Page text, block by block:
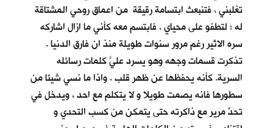
تغلبني ، فتنبعث ابتسامة رقيقة من اعماق روحي المشتاقة
له ؛ لتطفو على محياي . فابتسم معه كأني ما ازال اشاركه
سره الاثير رغم مرور سنوات طويلة منذ ان فارق الدنيا .
تذكرت قسمات وجهه وهو يسرد عليَّ كلمات رسائله
السرية. كأنه يحفظها عن ظهر قلب . واذا ما نسي شيئا من
سطورها فانه يصمت طويلا و لا يتكلم مع احد ، ويدخل في
تحدٍّ مرير مع ذاكرته حتى يتمكن من كسب التحدي و